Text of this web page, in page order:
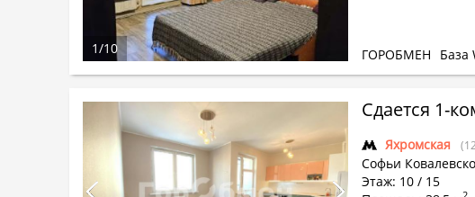
ГОРОБМЕН База
1/10
Сдается 1-
Яхромская
Софьи
Этаж: 10 / 15